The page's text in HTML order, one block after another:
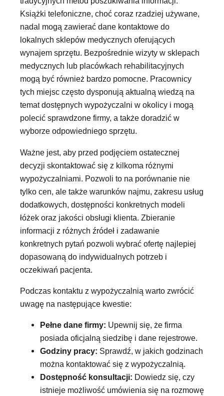
Książki telefoniczne, choć coraz rzadziej używane,
nadal mogą zawierać dane kontaktowe do
lokalnych sklepów medycznych oferujących
wynajem sprzętu. Bezpośrednie wizyty w sklepach
medycznych lub placówkach rehabilitacyjnych
mogą być również bardzo pomocne. Pracownicy
tych miejsc często dysponują aktualną wiedzą na
temat dostępnych wypożyczalni w okolicy i mogą
polecić sprawdzone firmy, a także doradzić w
wyborze odpowiedniego sprzętu.
Ważne jest, aby przed podjęciem ostatecznej
decyzji skontaktować się z kilkoma różnymi
wypożyczalniami. Pozwoli to na porównanie nie
tylko cen, ale także warunków najmu, zakresu usług
dodatkowych, dostępności konkretnych modeli
łóżek oraz jakości obsługi klienta. Zbieranie
informacji z różnych źródeł i zadawanie
konkretnych pytań pozwoli wybrać ofertę najlepiej
dopasowaną do indywidualnych potrzeb i
oczekiwań pacjenta.
Podczas kontaktu z wypożyczalnią warto zwrócić
uwagę na następujące kwestie:
Pełne dane firmy: Upewnij się, że firma
posiada oficjalną siedzibę i dane rejestrowe.
Godziny pracy: Sprawdź, w jakich godzinach
można kontaktować się z wypożyczalnią.
Dostępność konsultacji: Dowiedz się, czy
istnieje możliwość umówienia się na rozmowę